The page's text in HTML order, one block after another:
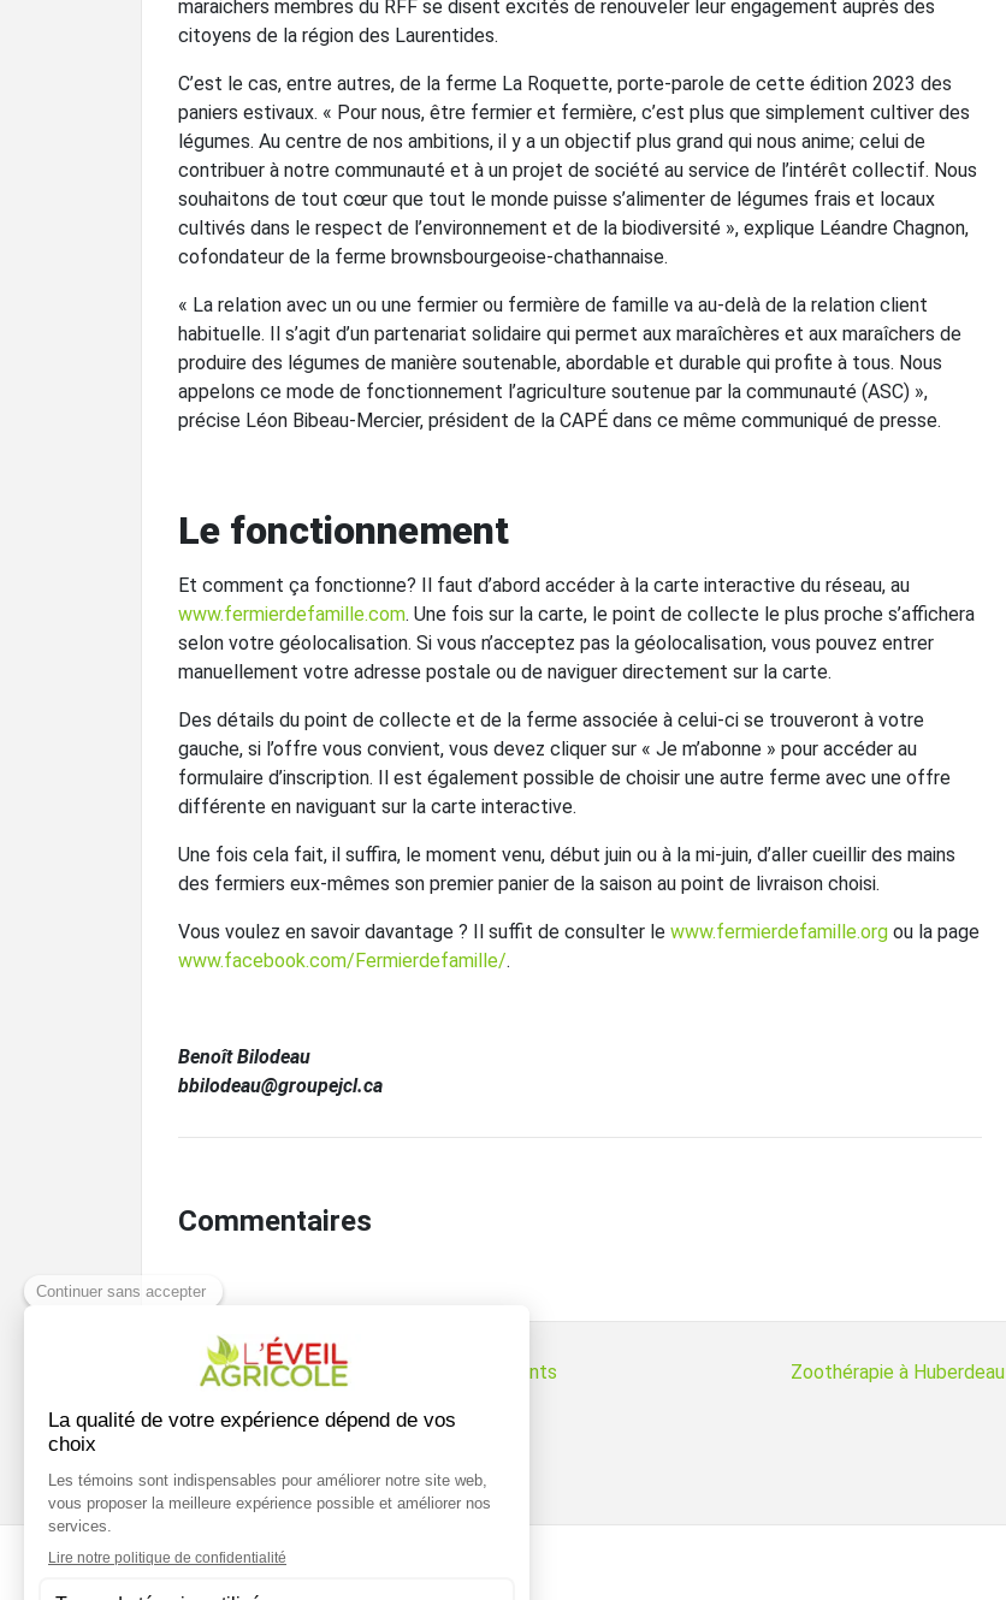
maraichers membres du RFF se disent excités de renouveler leur engagement auprès des
citoyens de la région des Laurentides.
C’est le cas, entre autres, de la ferme La Roquette, porte-parole de cette édition 2023 des
paniers estivaux. « Pour nous, être fermier et fermière, c’est plus que simplement cultiver des
légumes. Au centre de nos ambitions, il y a un objectif plus grand qui nous anime; celui de
contribuer à notre communauté et à un projet de société au service de l’intérêt collectif. Nous
souhaitons de tout cœur que tout le monde puisse s’alimenter de légumes frais et locaux
cultivés dans le respect de l’environnement et de la biodiversité », explique Léandre Chagnon,
cofondateur de la ferme brownsbourgeoise-chathannaise.
« La relation avec un ou une fermier ou fermière de famille va au-delà de la relation client
habituelle. Il s’agit d’un partenariat solidaire qui permet aux maraîchères et aux maraîchers de
produire des légumes de manière soutenable, abordable et durable qui profite à tous. Nous
appelons ce mode de fonctionnement l’agriculture soutenue par la communauté (ASC) »,
précise Léon Bibeau-Mercier, président de la CAPÉ dans ce même communiqué de presse.
Le fonctionnement
Et comment ça fonctionne? Il faut d’abord accéder à la carte interactive du réseau, au
www.fermierdefamille.com. Une fois sur la carte, le point de collecte le plus proche s’affichera
selon votre géolocalisation. Si vous n’acceptez pas la géolocalisation, vous pouvez entrer
manuellement votre adresse postale ou de naviguer directement sur la carte.
Des détails du point de collecte et de la ferme associée à celui-ci se trouveront à votre
gauche, si l’offre vous convient, vous devez cliquer sur « Je m’abonne » pour accéder au
formulaire d’inscription. Il est également possible de choisir une autre ferme avec une offre
différente en naviguant sur la carte interactive.
Une fois cela fait, il suffira, le moment venu, début juin ou à la mi-juin, d’aller cueillir des mains
des fermiers eux-mêmes son premier panier de la saison au point de livraison choisi.
Vous voulez en savoir davantage ? Il suffit de consulter le www.fermierdefamille.org ou la page
www.facebook.com/Fermierdefamille/.
Benoît Bilodeau
bbilodeau@groupejcl.ca
Commentaires
Navigation
S’entourer de conseillers externes compétents
Zoothérapie à Huberdeau